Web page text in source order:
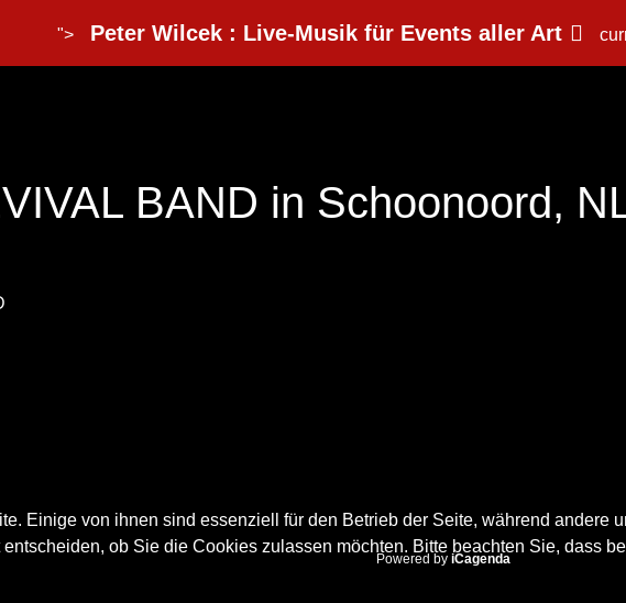
"> Peter Wilcek : Live-Musik für Events aller Art
BAND in Schoonoord,
Powered by iCagenda
Einige von ihnen sind essenziell für den Betrieb der Seite, während andere
ob Sie die Cookies zulassen möchten. Bitte beachten Sie, dass